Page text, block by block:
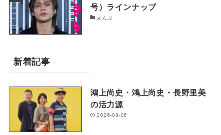
号）ラインナップ
えんぶ
新着記事
鴻上尚史・鴻上尚史・長野里美
の活力源
2026-08-06